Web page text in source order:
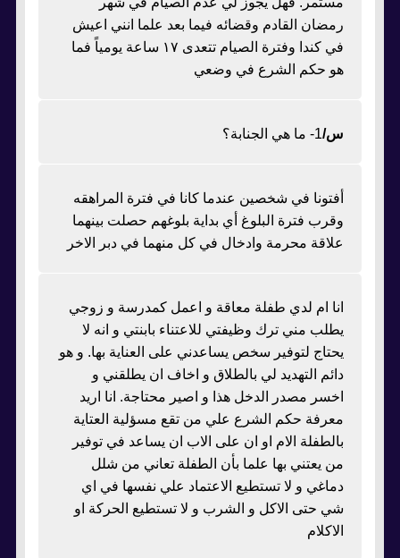
رمضان القادم وقضائه فيما بعد علما انني اعيش
في كندا وفترة الصيام تتعدى ١٧ ساعة يومياً فما
هو حكم الشرع في وضعي
س/1- ما هي الجنابة؟
أفتونا في شخصين عندما كانا في فترة المراهقه
وقرب فترة البلوغ أي بداية بلوغهم حصلت بينهما
علاقة محرمة وادخال في كل منهما في دبر الاخر
انا ام لدي طفلة معاقة و اعمل كمدرسة و زوجي
يطلب مني ترك وظيفتي للاعتناء بابنتي و انه لا
يحتاج لتوفير سخص يساعدني على العناية بها. و هو
دائم التهديد لي بالطلاق و اخاف ان يطلقني و
اخسر مصدر الدخل هذا و اصير محتاجة. انا اريد
معرفة حكم الشرع علي من تقع مسؤلية العتاية
بالطفلة الام او ان على الاب ان يساعد في توفير
من يعتني بها علما بأن الطفلة تعاني من شلل
دماغي و لا تستطيع الاعتماد علي نفسها في اي
شي حتى الاكل و الشرب و لا تستطيع الحركة او
الاكلام